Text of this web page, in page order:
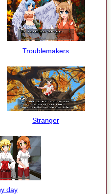
Troublemakers
Stranger
day